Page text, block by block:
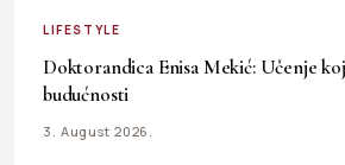
LIFESTYLE
Doktorandica Enisa Mekić: Učenje
budućnosti
3. August 2026.